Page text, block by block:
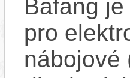
Bafang
pro
nábojové